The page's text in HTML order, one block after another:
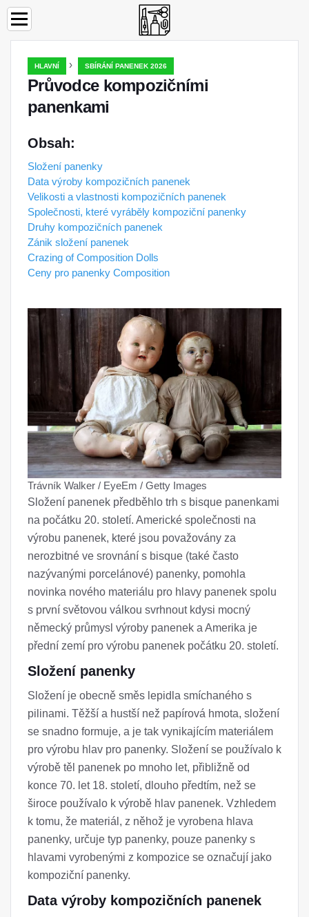
HLAVNÍ › SBÍRÁNÍ PANENEK 2026
Průvodce kompozičními
panenkami
Obsah:
Složení panenky
Data výroby kompozičních panenek
Velikosti a vlastnosti kompozičních panenek
Společnosti, které vyráběly kompoziční panenky
Druhy kompozičních panenek
Zánik složení panenek
Crazing of Composition Dolls
Ceny pro panenky Composition
Trávník Walker / EyeEm / Getty Images
Složení panenek předběhlo trh s bisque panenkami
na počátku 20. století. Americké společnosti na
výrobu panenek, které jsou považovány za
nerozbitné ve srovnání s bisque (také často
nazývanými porcelánové) panenky, pomohla
novinka nového materiálu pro hlavy panenek spolu
s první světovou válkou svrhnout kdysi mocný
německý průmysl výroby panenek a Amerika je
přední zemí pro výrobu panenek počátku 20. století.
Složení panenky
Složení je obecně směs lepidla smíchaného s
pilinami. Těžší a hustší než papírová hmota, složení
se snadno formuje, a je tak vynikajícím materiálem
pro výrobu hlav pro panenky. Složení se používalo k
výrobě těl panenek po mnoho let, přibližně od
konce 70. let 18. století, dlouho předtím, než se
široce používalo k výrobě hlav panenek. Vzhledem
k tomu, že materiál, z něhož je vyrobena hlava
panenky, určuje typ panenky, pouze panenky s
hlavami vyrobenými z kompozice se označují jako
kompoziční panenky.
Data výroby kompozičních panenek